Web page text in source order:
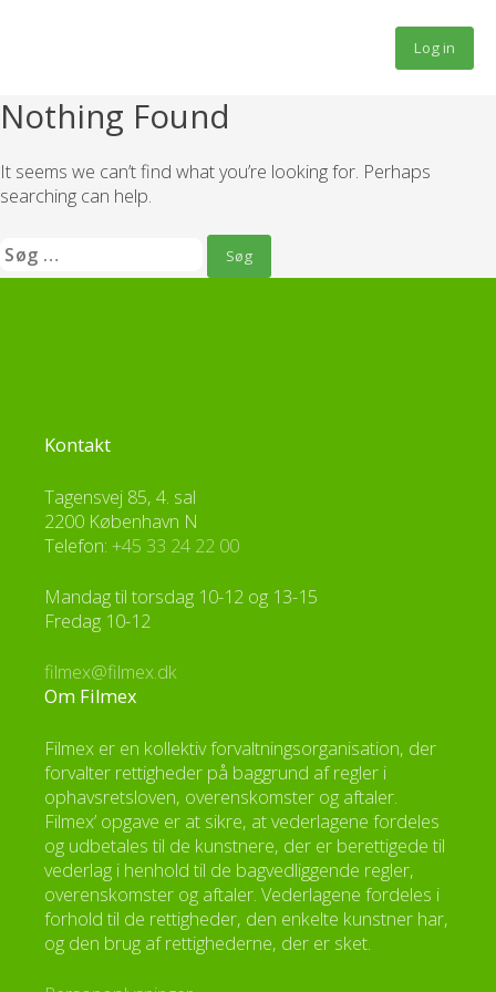
Log in
Nothing Found
It seems we can’t find what you’re looking for. Perhaps
searching can help.
Søg
efter:
Kontakt
Tagensvej 85, 4. sal
2200 København N
Telefon: +45 33 24 22 00
Mandag til torsdag 10-12 og 13-15
Fredag 10-12
filmex@filmex.dk
Om Filmex
Filmex er en kollektiv forvaltningsorganisation, der
forvalter rettigheder på baggrund af regler i
ophavsretsloven, overenskomster og aftaler.
Filmex’ opgave er at sikre, at vederlagene fordeles
og udbetales til de kunstnere, der er berettigede til
vederlag i henhold til de bagvedliggende regler,
overenskomster og aftaler. Vederlagene fordeles i
forhold til de rettigheder, den enkelte kunstner har,
og den brug af rettighederne, der er sket.